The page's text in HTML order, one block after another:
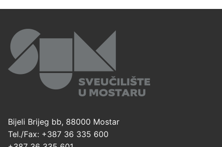
Bijeli Brijeg bb, 88000 Mostar
Tel./Fax: +387 36 335 600